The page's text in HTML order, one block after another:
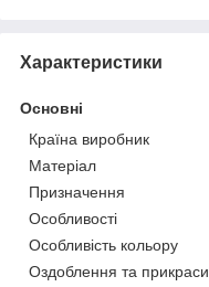
Характеристики
Основні
Країна виробник
Матеріал
Призначення
Особливості
Особливість кольору
Оздоблення та прикраси